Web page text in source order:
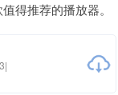
得推荐的播放器。
|